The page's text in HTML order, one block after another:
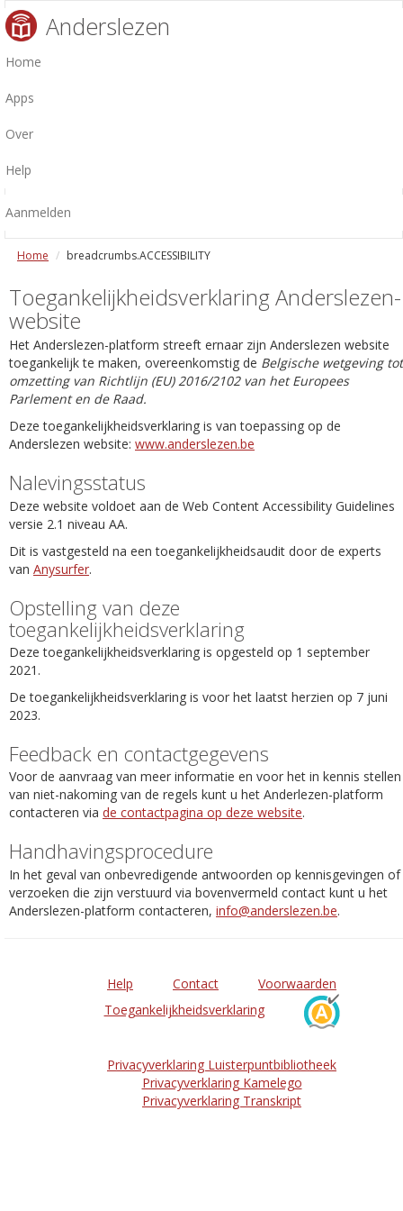
Anderslezen
Home
Apps
Over
Help
Aanmelden
Home breadcrumbs.ACCESSIBILITY
Toegankelijkheidsverklaring Anderslezen-
website
Het Anderslezen-platform streeft ernaar zijn Anderslezen website
toegankelijk te maken, overeenkomstig de Belgische wetgeving tot
omzetting van Richtlijn (EU) 2016/2102 van het Europees
Parlement en de Raad.
Deze toegankelijkheidsverklaring is van toepassing op de
Anderslezen website: www.anderslezen.be
Nalevingsstatus
Deze website voldoet aan de Web Content Accessibility Guidelines
versie 2.1 niveau AA.
Dit is vastgesteld na een toegankelijkheidsaudit door de experts
van Anysurfer.
Opstelling van deze
toegankelijkheidsverklaring
Deze toegankelijkheidsverklaring is opgesteld op 1 september
2021.
De toegankelijkheidsverklaring is voor het laatst herzien op 7 juni
2023.
Feedback en contactgegevens
Voor de aanvraag van meer informatie en voor het in kennis stellen
van niet-nakoming van de regels kunt u het Anderlezen-platform
contacteren via de contactpagina op deze website.
Handhavingsprocedure
In het geval van onbevredigende antwoorden op kennisgevingen of
verzoeken die zijn verstuurd via bovenvermeld contact kunt u het
Anderslezen-platform contacteren, info@anderslezen.be.
Help Contact
Voorwaarden
Toegankelijkheidsverklaring
Privacyverklaring Luisterpuntbibliotheek
Privacyverklaring Kamelego
Privacyverklaring Transkript